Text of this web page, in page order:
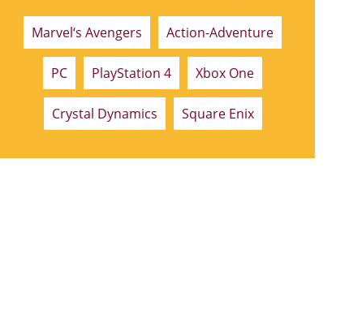
Marvel‘s Avengers Action-Adventure
PC PlayStation 4 Xbox One
Crystal Dynamics Square Enix